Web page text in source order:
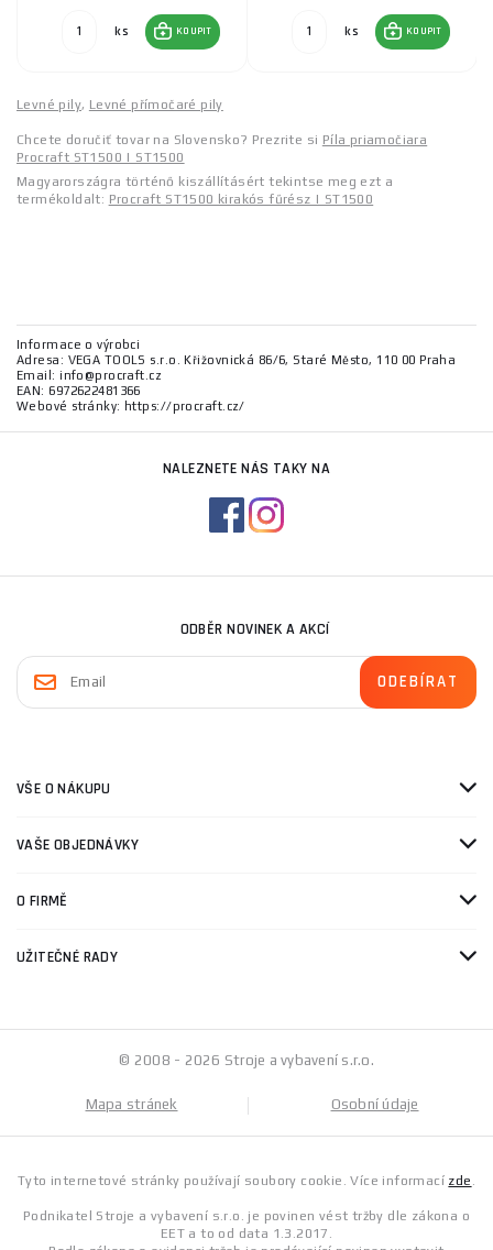
ks KOUPIT ks KOUPIT
Levné pily, Levné přímočaré pily
Chcete doručiť tovar na Slovensko? Prezrite si Píla priamočiara
Procraft ST1500 | ST1500
Magyarországra történő kiszállításért tekintse meg ezt a
termékoldalt: Procraft ST1500 kirakós fűrész | ST1500
Informace o výrobci
Adresa: VEGA TOOLS s.r.o. Křižovnická 86/6, Staré Město, 110 00 Praha
Email: info@procraft.cz
EAN: 6972622481366
Webové stránky: https://procraft.cz/
NALEZNETE NÁS TAKY NA
ODBĚR NOVINEK A AKCÍ
VŠE O NÁKUPU
VAŠE OBJEDNÁVKY
O FIRMĚ
UŽITEČNÉ RADY
© 2008 - 2026 Stroje a vybavení s.r.o.
Mapa stránek Osobní údaje
Tyto internetové stránky používají soubory cookie. Více informací zde .
Podnikatel Stroje a vybavení s.r.o. je povinen vést tržby dle zákona o
EET a to od data 1.3.2017.